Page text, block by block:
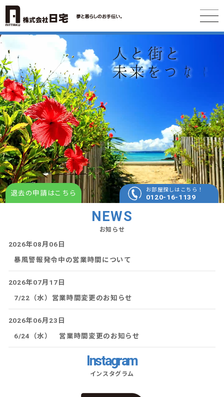
退去の申請はこちら お部屋探しはこちら！
0120-16-1139
NEWS
お知らせ
2026年08月06日
暴風警報発令中の営業時間について
2026年07月17日
7/22（水）営業時間変更のお知らせ
2026年06月23日
6/24（水） 営業時間変更のお知らせ
Instagram
インスタグラム